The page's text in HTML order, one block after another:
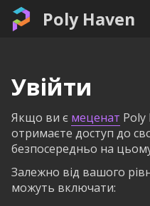
Poly Haven
Увійти
Якщо ви є меценат Poly
отримаєте доступ до
безпосередньо на цьому
Залежно від вашого
можуть включати: